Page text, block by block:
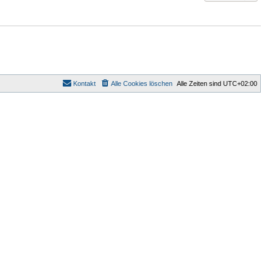
Alle Zeiten sind UTC+02:00
Alle Cookies löschen
Kontakt